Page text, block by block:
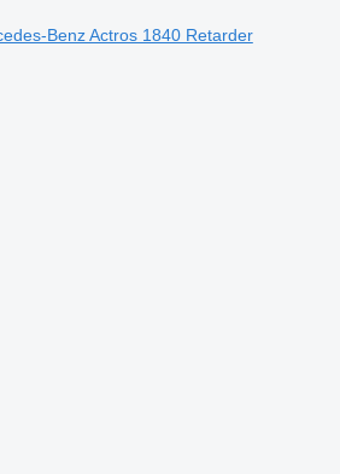
Benz Actros 1840 Retarder